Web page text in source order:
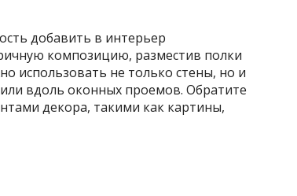
добавить в интерьер
композицию, разместив полки
использовать не только стены, но и
вдоль оконных проемов. Обратите
декора, такими как картины,